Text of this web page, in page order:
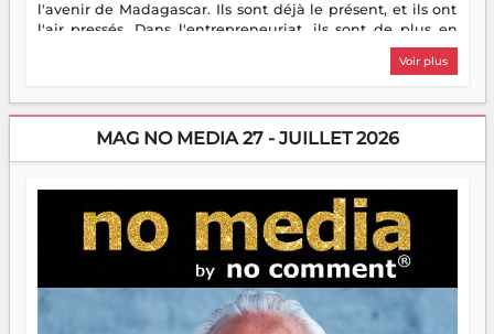
l'avenir de Madagascar. Ils sont déjà le présent, et ils ont
l'air pressés. Dans l'entrepreneuriat, ils sont de plus en
plus nombreux à se lancer, à créer, à risquer — souvent
sans filet, souvent sans aide, mais toujours avec cette
dorment vraiment la nuit. En culture, les nouvelles sont
encore meilleures. Aina Rasamoelina vient de décrocher le
Prix RFI Instrumental Afrique. Miangaly Elia rafle le Prix
jeunes qui tiennent la torche. Alors oui, on pourrait
s'arrêter là, applaudir et rentrer chez soi satisfait. Mais ce
serait passer à côté d'une chose essentielle. La fougue, ça
brûle fort — et parfois, ça brûle vite. Une flamme sans
direction peut éclairer autant qu'elle peut consumer. C'est
là que les aînés entrent en scène — pas pour reprendre le
gouvernail, mais pour montrer où sont les récifs. Les jeunes
ont la force, les vieux ont l'expérience, comme on dit. Ce
Voir plus
MAG NO MEDIA 27 - JUILLET 2026